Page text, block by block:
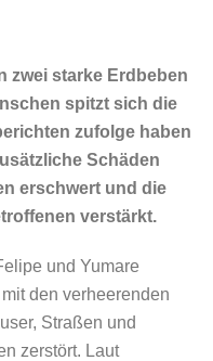
zwei starke Erdbeben
spitzt sich die
zufolge haben
Schäden
erschwert und die
verstärkt.
und Yumare
den verheerenden
Straßen und
zerstört. Laut